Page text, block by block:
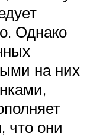
Однако
на них
что они